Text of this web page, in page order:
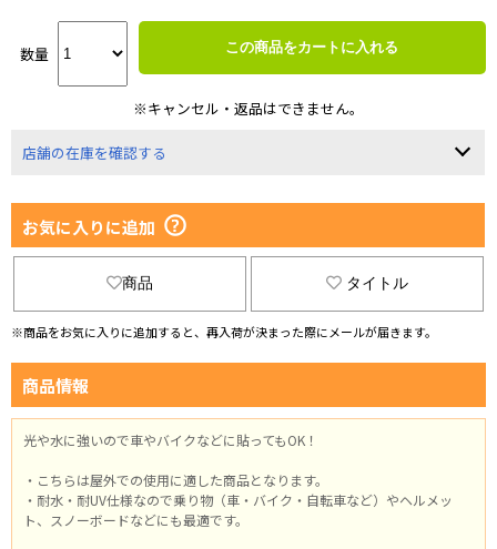
数量 この商品をカートに入れる
※キャンセル・返品はできません。
店舗の在庫を確認する
お気に入りに追加
商品 タイトル
※商品をお気に入りに追加すると、再入荷が決まった際にメールが届きます。
商品情報
光や水に強いので車やバイクなどに貼ってもOK！
・こちらは屋外での使用に適した商品となります。
・耐水・耐UV仕様なので乗り物（車・バイク・自転車など）やヘルメッ
ト、スノーボードなどにも最適です。